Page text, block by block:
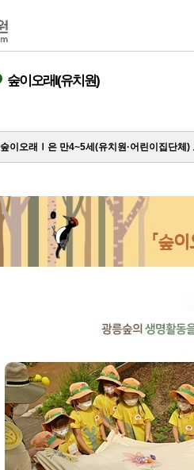
숲이오래I(유치원)
숲이오래Ⅰ은 만4~5세(유치원·어린이집단체)